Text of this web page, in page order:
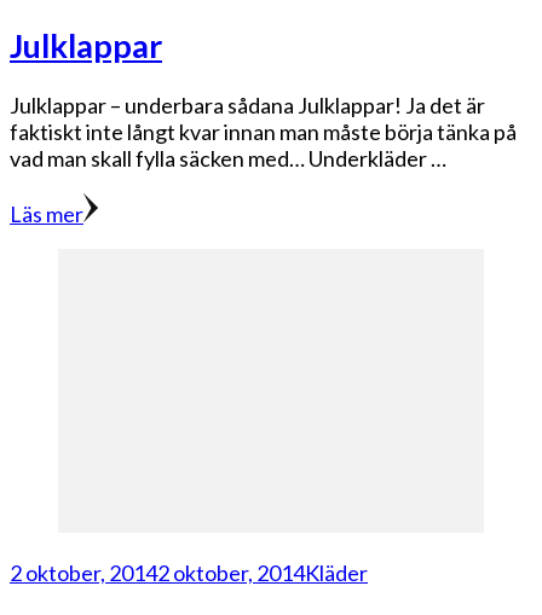
Julklappar
Julklappar – underbara sådana Julklappar! Ja det är
faktiskt inte långt kvar innan man måste börja tänka på
vad man skall fylla säcken med… Underkläder …
Läs mer
2 oktober, 20142 oktober, 2014Kläder